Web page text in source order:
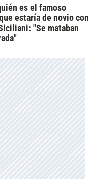
es el famoso
estaría de novio con
"Se mataban